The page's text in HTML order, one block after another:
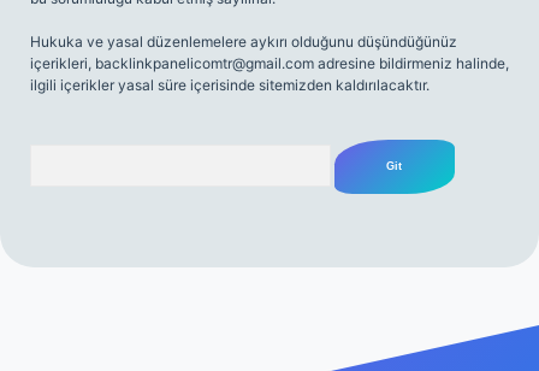
Hukuka ve yasal düzenlemelere aykırı olduğunu düşündüğünüz
içerikleri, backlinkpanelicomtr@gmail.com adresine bildirmeniz halinde,
ilgili içerikler yasal süre içerisinde sitemizden kaldırılacaktır.
m elexbet